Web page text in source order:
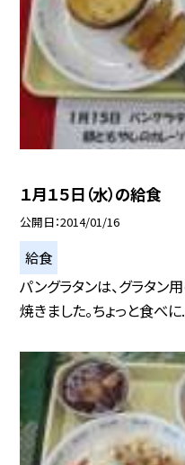
１月１５日（水）の給食
公開日 2014/01/16
給食
パングラタンは、グラタン
焼きました。ちょっと食べに